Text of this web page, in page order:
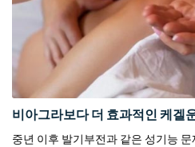
비아그라보다 더 효과적인 케겔
중년 이후 발기부전과 같은 성기능